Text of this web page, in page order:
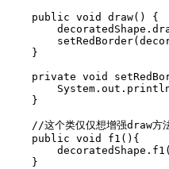
    public void draw() {
    }
private void
    }
//这个类仅仅想增强draw方
    public void f1(){
    }